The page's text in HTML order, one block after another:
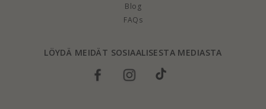
Blog
FAQs
LÖYDÄ MEIDÄT SOSIAALISESTA MEDIASTA